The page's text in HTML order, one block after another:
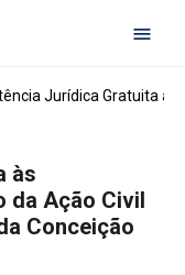
Jurídica Gratuita às
às
da Ação Civil
Conceição